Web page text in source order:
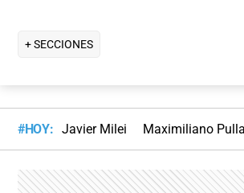
+ SECCIONES
#HOY: Javier Milei Maximiliano